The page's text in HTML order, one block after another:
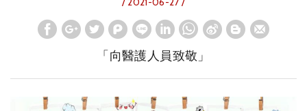
「向醫護人員致敬」